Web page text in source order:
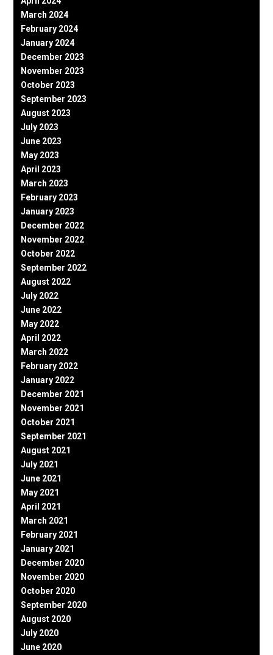
March 2024
February 2024
January 2024
December 2023
November 2023
October 2023
September 2023
August 2023
July 2023
June 2023
May 2023
April 2023
March 2023
February 2023
January 2023
December 2022
November 2022
October 2022
September 2022
August 2022
July 2022
June 2022
May 2022
April 2022
March 2022
February 2022
January 2022
December 2021
November 2021
October 2021
September 2021
August 2021
July 2021
June 2021
May 2021
April 2021
March 2021
February 2021
January 2021
December 2020
November 2020
October 2020
September 2020
August 2020
July 2020
June 2020